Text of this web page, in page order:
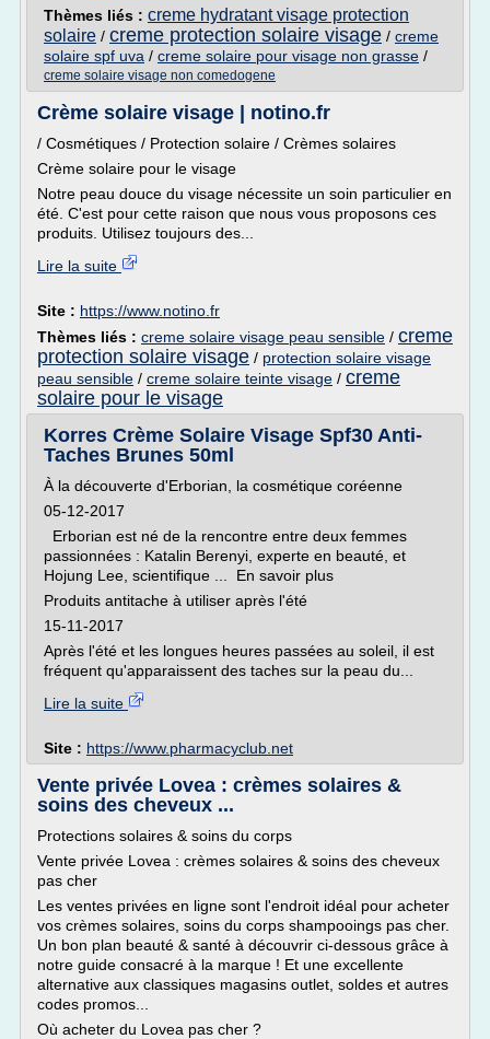
Thèmes liés : creme hydratant visage protection
solaire / creme protection solaire visage / creme
solaire spf uva / creme solaire pour visage non grasse /
creme solaire visage non comedogene
Crème solaire visage | notino.fr
/ Cosmétiques / Protection solaire / Crèmes solaires
Crème solaire pour le visage
Notre peau douce du visage nécessite un soin particulier en
été. C'est pour cette raison que nous vous proposons ces
produits. Utilisez toujours des...
Lire la suite
Site : https://www.notino.fr
Thèmes liés : creme solaire visage peau sensible / creme
protection solaire visage / protection solaire visage
peau sensible / creme solaire teinte visage / creme
solaire pour le visage
Korres Crème Solaire Visage Spf30 Anti-
Taches Brunes 50ml
À la découverte d'Erborian, la cosmétique coréenne
05-12-2017
Erborian est né de la rencontre entre deux femmes
passionnées : Katalin Berenyi, experte en beauté, et
Hojung Lee, scientifique ... En savoir plus
Produits antitache à utiliser après l'été
15-11-2017
Après l'été et les longues heures passées au soleil, il est
fréquent qu'apparaissent des taches sur la peau du...
Lire la suite
Site : https://www.pharmacyclub.net
Vente privée Lovea : crèmes solaires &
soins des cheveux ...
Protections solaires & soins du corps
Vente privée Lovea : crèmes solaires & soins des cheveux
pas cher
Les ventes privées en ligne sont l'endroit idéal pour acheter
vos crèmes solaires, soins du corps shampooings pas cher.
Un bon plan beauté & santé à découvrir ci-dessous grâce à
notre guide consacré à la marque ! Et une excellente
alternative aux classiques magasins outlet, soldes et autres
codes promos...
Où acheter du Lovea pas cher ?